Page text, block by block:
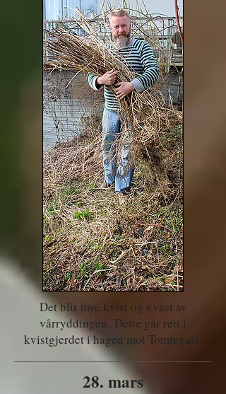
Det blir mye kvist og kvast av
vårryddingen. Dette går rett i
kvistgjerdet i hagen mot Tomtegata.
28. mars